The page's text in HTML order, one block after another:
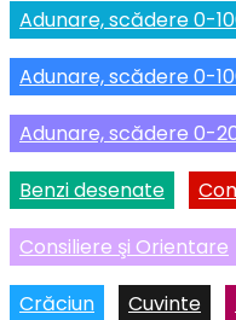
Adunare, scădere 0-
Adunare, scădere 0-
Adunare, scădere 0-
Benzi desenate
Consiliere şi Orientare
Crăciun Cuvinte